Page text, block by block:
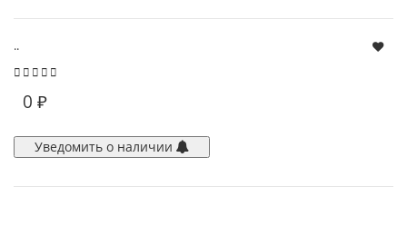
..
0 ₽
Уведомить о наличии